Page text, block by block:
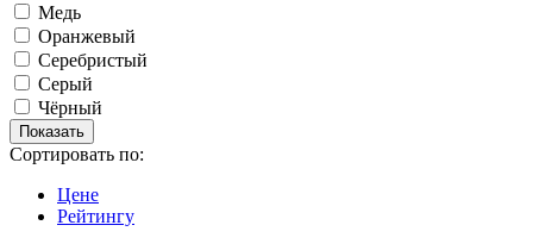
Медь
Оранжевый
Серебристый
Серый
Чёрный
Сортировать по:
Цене
Рейтингу